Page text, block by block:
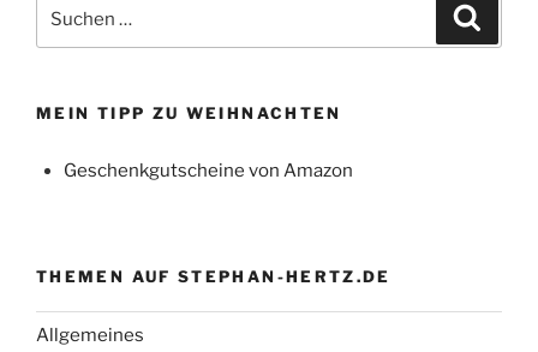
nach:
MEIN TIPP ZU WEIHNACHTEN
Geschenkgutscheine von Amazon
THEMEN AUF STEPHAN-HERTZ.DE
Allgemeines